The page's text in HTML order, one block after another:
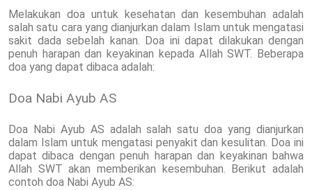
Melakukan doa untuk kesehatan dan kesembuhan adalah
salah satu cara yang dianjurkan dalam Islam untuk mengatasi
sakit dada sebelah kanan. Doa ini dapat dilakukan dengan
penuh harapan dan keyakinan kepada Allah SWT. Beberapa
doa yang dapat dibaca adalah:
Doa Nabi Ayub AS
Doa Nabi Ayub AS adalah salah satu doa yang dianjurkan
dalam Islam untuk mengatasi penyakit dan kesulitan. Doa ini
dapat dibaca dengan penuh harapan dan keyakinan bahwa
Allah SWT akan memberikan kesembuhan. Berikut adalah
contoh doa Nabi Ayub AS: